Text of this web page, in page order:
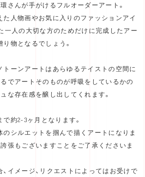
さんが手がけるフルオーダーアート。
た人物画やお気に入りのファッションアイ
一人の大切な方のためだけに完成したアー
物となるでしょう。
トーンアートはあらゆるテイストの空間に
でアートそのものが呼吸をしているかの
な存在感を醸し出してくれます。
約2~3ヶ月となります。
シルエットを掴んで描くアートになりま
張もございますことをご了承くださいま
イメージ、リクエストによってはお受けで